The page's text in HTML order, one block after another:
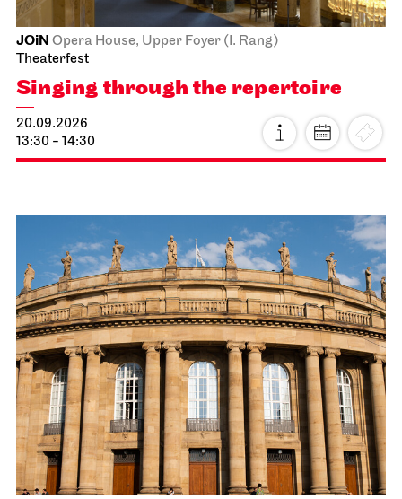
JOiN Opera House, Upper Foyer (I. Rang)
Theaterfest
Singing through the repertoire
20.09.2026
13:30 - 14:30